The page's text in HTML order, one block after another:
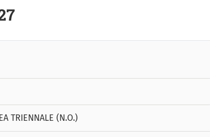
TRIENNALE (N.O.)